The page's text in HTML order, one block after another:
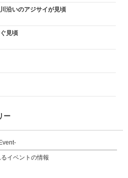
沿いのアジサイが見頃
見頃
ー
イベントの情報